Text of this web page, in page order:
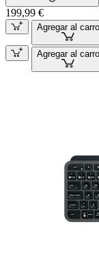
199,99 €
Agregar al carro
Agregar al carro